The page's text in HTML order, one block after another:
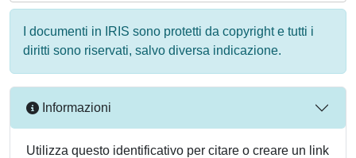
I documenti in IRIS sono protetti da copyright e tutti i
diritti sono riservati, salvo diversa indicazione.
Informazioni
Utilizza questo identificativo per citare o creare un link